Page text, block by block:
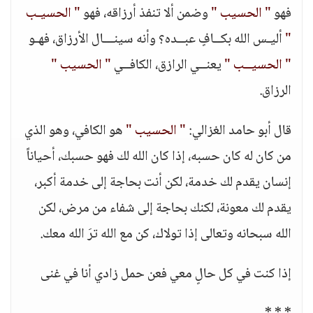
فهو" الحسيب "وضمن ألا تنفذ أرزاقه، فهو" الحسيـب
"أليـس الله بكــافٍ عبــده؟ وأنه سينـــال الأرزاق، فهـو
" الحسيــب "يعنــي الرازق، الكافــي" الحسيب "
الرزاق.
قال أبو حامد الغزالي:" الحسيب "هو الكافي، وهو الذي
من كان له كان حسبه، إذا كان الله لك فهو حسبك، أحياناً
إنسان يقدم لك خدمة، لكن أنت بحاجة إلى خدمة أكبر،
يقدم لك معونة، لكنك بحاجة إلى شفاء من مرض، لكن
الله سبحانه وتعالى إذا تولاك، كن مع الله ترَ الله معك.
إذا كنت في كل حالٍ معي فعن حمل زادي أنا في غنى